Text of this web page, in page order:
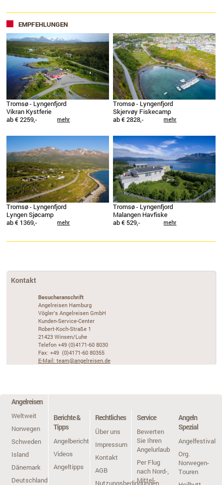
EMPFEHLUNGEN
Tromsø - Lyngenfjord
Vikran Kystferie
ab € 2259,-
mehr
Tromsø - Lyngenfjord
Skjervøy Fiskecamp
ab € 2828,-
mehr
Tromsø - Lyngenfjord
Lyngen Sjøcamp
ab € 1369,-
mehr
Tromsø - Lyngenfjord
Malangen Havfiske
ab € 529,-
mehr
Kontakt
Besucheranschrift
Angelreisen Hamburg
Vögler's Angelreisen GmbH
Kunden-Service-Center
Robert-Koch-Straße 1
21423 Winsen/Luhe
Telefon +49 (0)4171-60 8030
Fax: +49 (0)4171-60 80355
E-Mail: team@angelreisen.de
Angelreisen
Weltweit
Norwegen
Schweden
Island
Dänemark
Deutschland
Angeln
Spezial
Angelfestivals
Org.
Norwegen-
Touren
Berichte &
Tipps
Angelberichte
Videos
Angeltipps
Service
Bewerten
Sie Ihren
Angelurlaub
Per Flug
nach Nord-,
Mittel-,
Rechtliches
Über uns
Impressum
Kontakt
AGB
Nutzungsbedingungen